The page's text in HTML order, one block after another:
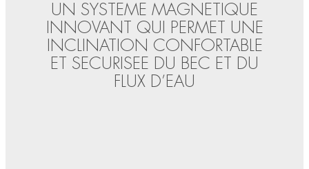
UN SYSTEME MAGNETIQUE
INNOVANT QUI PERMET UNE
INCLINATION CONFORTABLE
ET SECURISEE DU BEC ET DU
FLUX D’EAU